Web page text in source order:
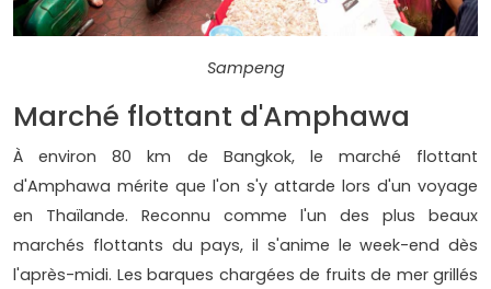
Sampeng
Marché flottant d'Amphawa
À environ 80 km de Bangkok, le marché flottant
d'Amphawa mérite que l'on s'y attarde lors d'un voyage
en Thaïlande. Reconnu comme l'un des plus beaux
marchés flottants du pays, il s'anime le week-end dès
l'après-midi. Les barques chargées de fruits de mer grillés